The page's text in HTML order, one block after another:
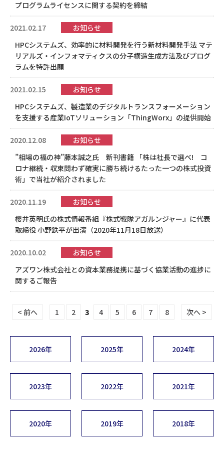
プログラムライセンスに関する契約を締結
2021.02.17
お知らせ
HPCシステムズ、効率的に材料開発を行う新材料開発手法 マテ
リアルズ・インフォマティクスの分子構造生成方法及びプログ
ラムを特許出願
2021.02.15
お知らせ
HPCシステムズ、製造業のデジタルトランスフォーメーション
を支援する産業IoTソリューション「ThingWorx」の提供開始
2020.12.08
お知らせ
”相場の福の神”藤本誠之氏 新刊書籍 「株は社長で選べ! コ
ロナ継続・収束問わず確実に勝ち続けるたった一つの株式投資
術」で当社が紹介されました
2020.11.19
お知らせ
櫻井英明氏の株式情報番組『株式戦隊アガルンジャー』に代表
取締役 小野鉄平が出演（2020年11月18日放送）
2020.10.02
お知らせ
アズワン株式会社との資本業務提携に基づく協業活動の進捗に
関するご報告
< 前へ 1 2 3 4 5 6 7 8 次へ >
2026年 2025年 2024年
2023年 2022年 2021年
2020年 2019年 2018年